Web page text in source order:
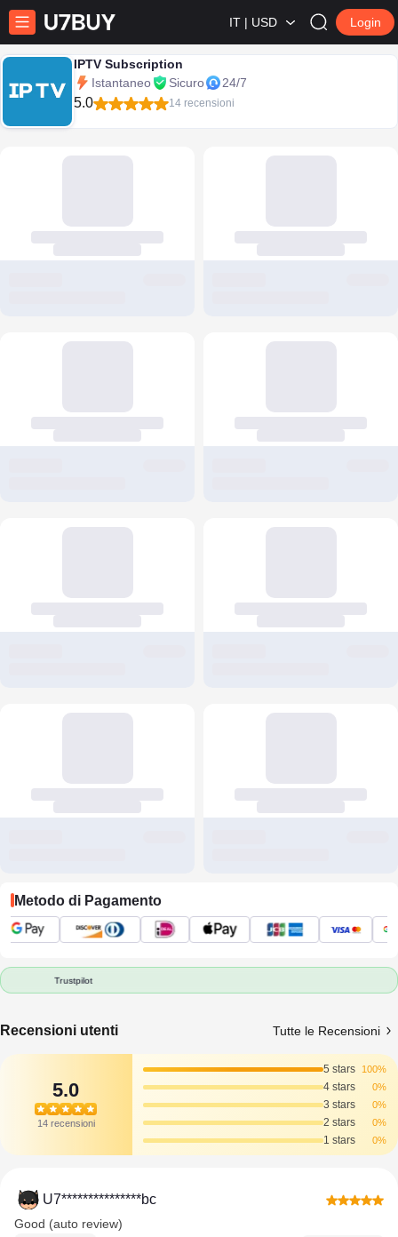
IT | USD Login
IPTV Subscription
Istantaneo
Sicuro 24/7
5.0 14 recensioni
Metodo di Pagamento
Trustpilot
Recensioni utenti Tutte le Recensioni
5.0
14 recensioni
5 stars 100%
4 stars 0%
3 stars 0%
2 stars 0%
1 stars 0%
U7***************bc
Good (auto review)